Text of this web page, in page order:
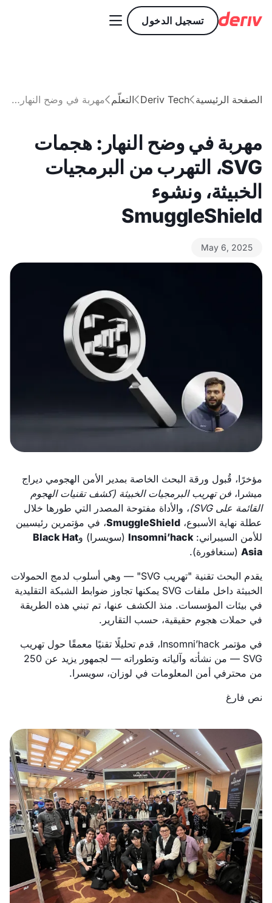
تسجيل الدخول 
الصفحة الرئيسية
Deriv Tech
التعلّم مهربة في وضح النهار: هجمات SVG، التهرب من البرمجيات الخبيثة، ونشوء SmuggleShield
مهربة في وضح النهار: هجمات
SVG، التهرب من البرمجيات
الخبيثة، ونشوء
SmuggleShield
May 6, 2025
مؤخرًا، قُبول ورقة البحث الخاصة بمدير الأمن الهجومي ديراج
ميشرا، فن تهريب البرمجيات الخبيثة (كشف تقنيات الهجوم
القائمة على SVG)
، والأداة مفتوحة المصدر التي طورها خلال
عطلة نهاية الأسبوع، SmuggleShield، في مؤتمرين رئيسيين
للأمن السيبراني: Insomni’hack (سويسرا) وBlack Hat
Asia (سنغافورة).
يقدم البحث تقنية "تهريب SVG" — وهي أسلوب لدمج الحمولات
الخبيثة داخل ملفات SVG يمكنها تجاوز ضوابط الشبكة التقليدية
في بيئات المؤسسات. منذ الكشف عنها، تم تبني هذه الطريقة
في حملات هجوم حقيقية، حسب التقارير.
في مؤتمر Insomni’hack، قدم تحليلًا تقنيًا معمقًا حول تهريب
SVG — من نشأته وآلياته وتطوراته — لجمهور يزيد عن 250
من محترفي أمن المعلومات في لوزان، سويسرا.
نص فارغ